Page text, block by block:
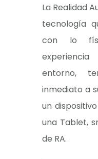
La Realidad
tecnología
con lo
entorno,
inmediato a
un
una Tablet,
de RA.